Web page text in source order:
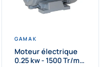
GAMAK
Moteur électrique
0.25 kw - 1500 Tr/min